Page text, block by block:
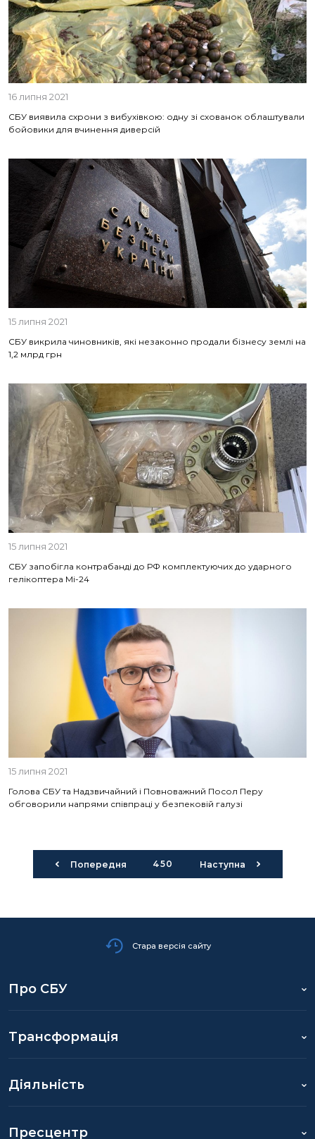
16 липня 2021
СБУ виявила схрони з вибухівкою: одну зі схованок облаштували
бойовики для вчинення диверсій
15 липня 2021
СБУ викрила чиновників, які незаконно продали бізнесу землі на
1,2 млрд грн
15 липня 2021
СБУ запобігла контрабанді до РФ комплектуючих до ударного
гелікоптера Мі-24
15 липня 2021
Голова СБУ та Надзвичайний і Повноважний Посол Перу
обговорили напрями співпраці у безпековій галузі
Попередня 450 Наступна
Стара версія сайту
Про СБУ
Трансформація
Діяльність
Пресцентр